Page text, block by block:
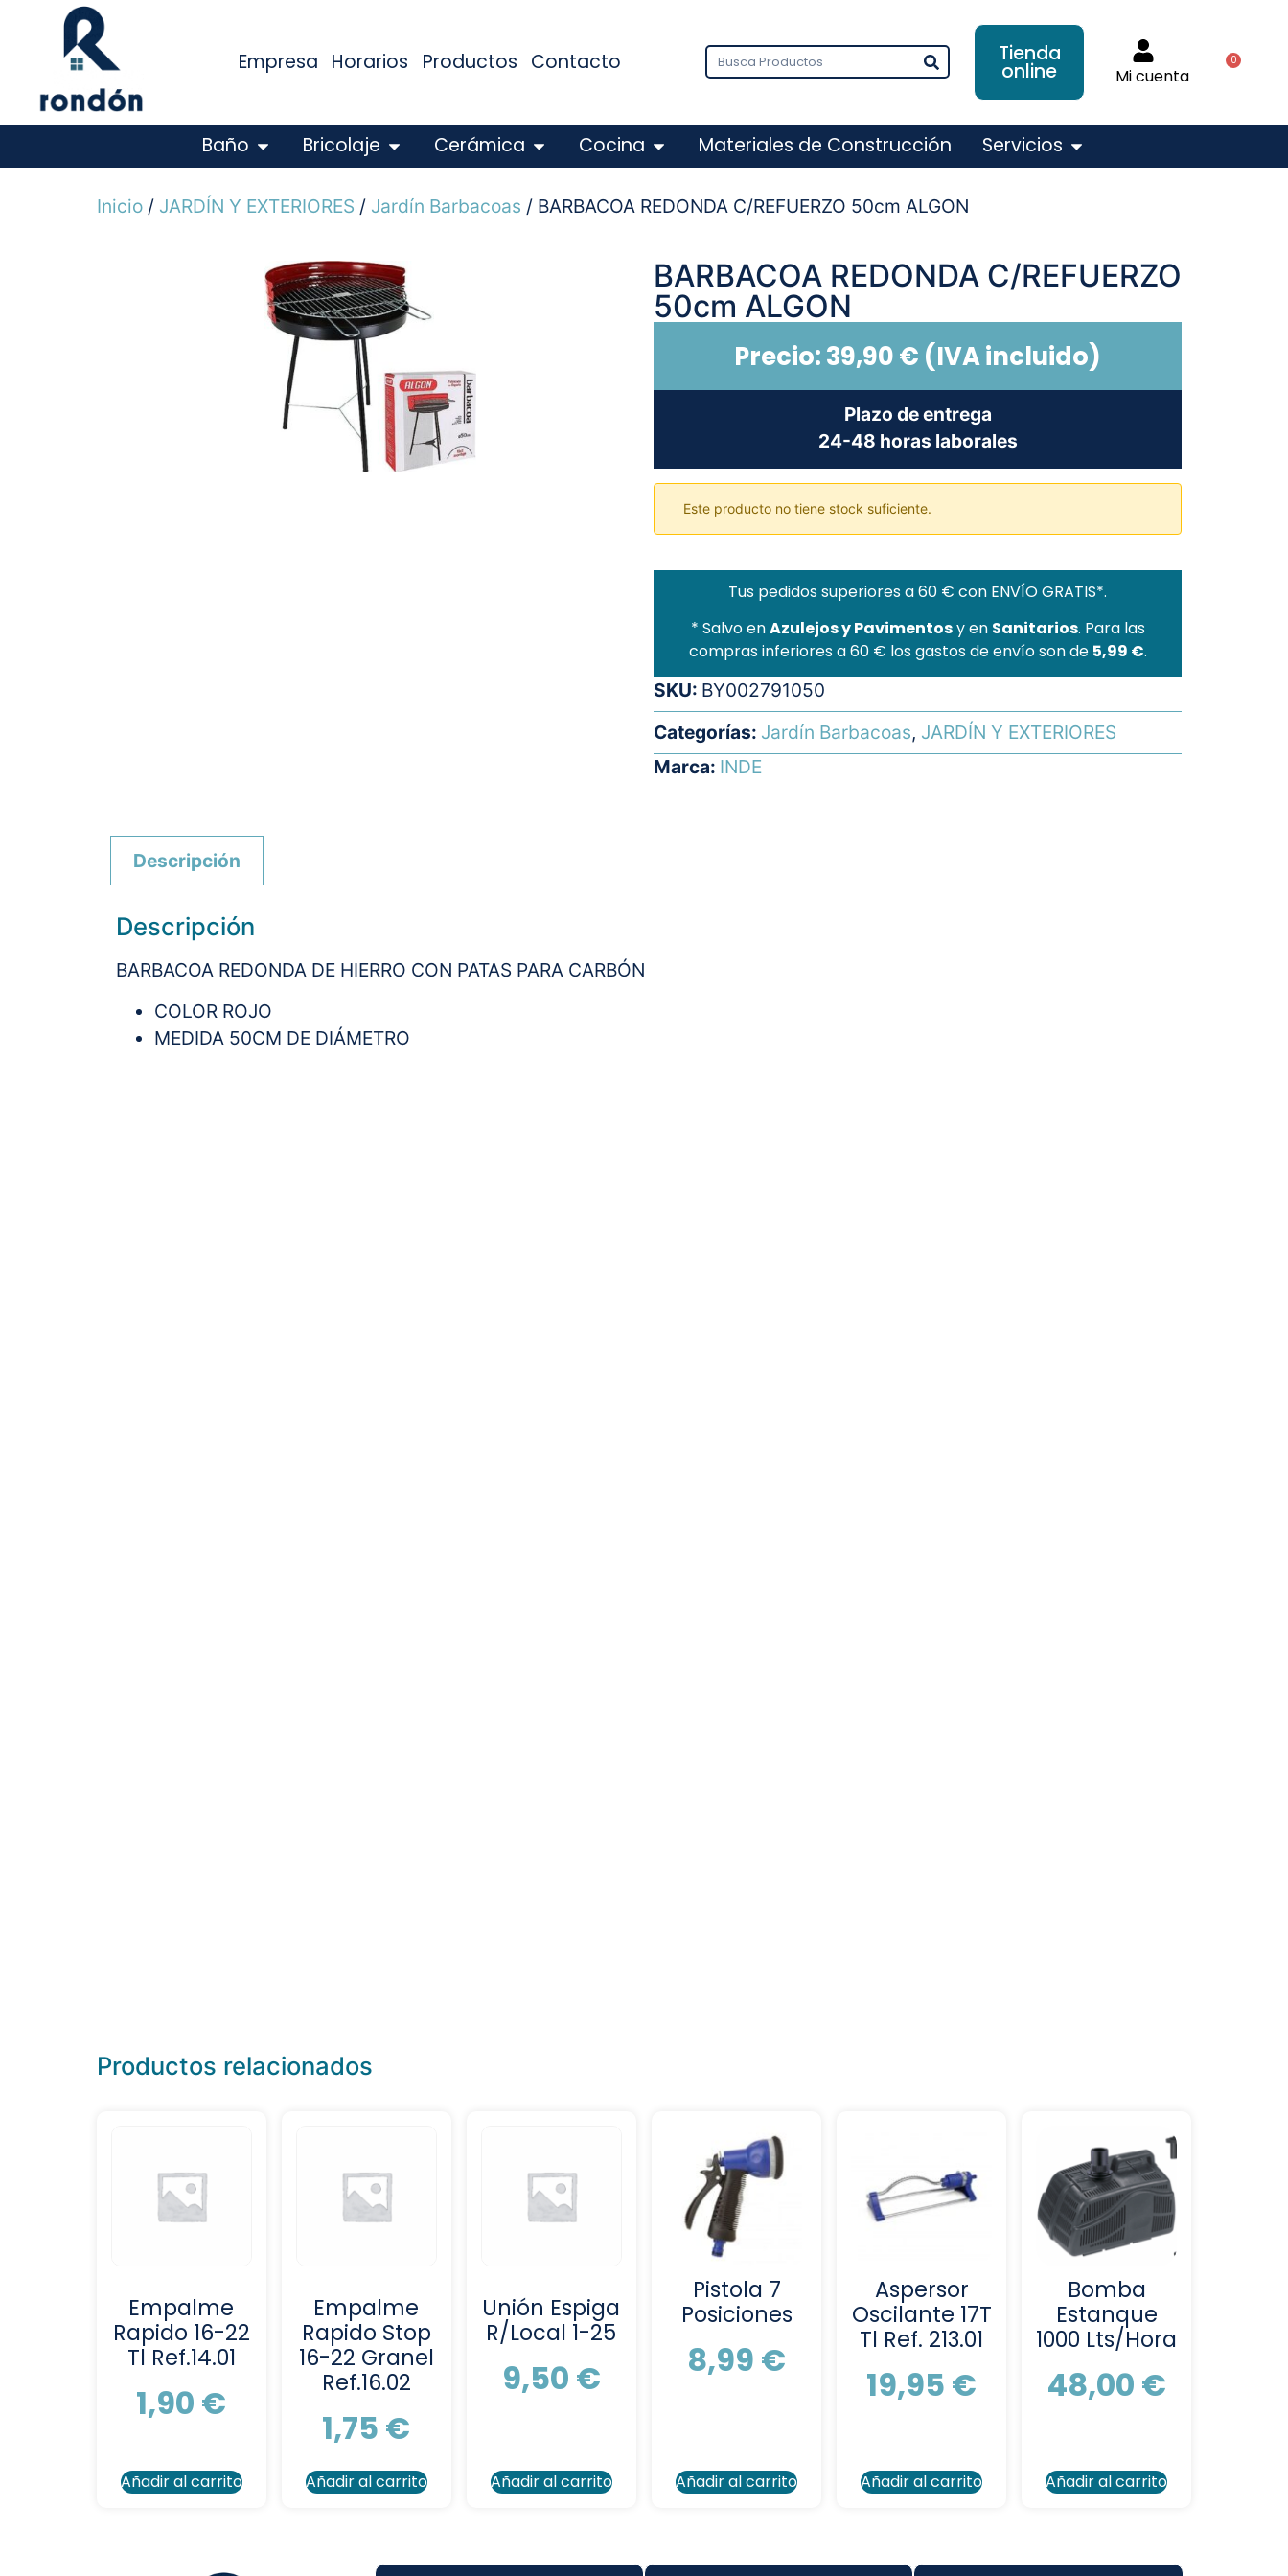
Empresa Horarios Productos Contacto Tienda
online Mi cuenta
0
Baño Bricolaje Cerámica Cocina Materiales de Construcción Servicios
Inicio/ JARDÍN Y EXTERIORES / Jardín Barbacoas / BARBACOA REDONDA C/REFUERZO 50cm ALGON
BARBACOA REDONDA C/REFUERZO
50cm ALGON
Precio:39,90€ (IVA incluido)
Plazo de entrega
24-48 horas laborales
Este producto no tiene stock suficiente.
Tus pedidos superiores a 60 € con ENVÍO GRATIS*.
* Salvo enAzulejos y Pavimentosy en Sanitarios. Para las
compras inferiores a 60 € los gastos de envío son de 5,99 €.
SKU: BY002791050
Categorías: Jardín Barbacoas, JARDÍN Y EXTERIORES
Marca: INDE
Descripción
Descripción
BARBACOA REDONDA DE HIERRO CON PATAS PARA CARBÓN
COLOR ROJO
MEDIDA 50CM DE DIÁMETRO
Productos relacionados
Empalme
Rapido 16-22
Tl Ref.14.01
1,90 €
Añadir al carrito
Empalme
Rapido Stop
16-22 Granel
Ref.16.02
1,75 €
Añadir al carrito
Unión Espiga
R/Local 1-25
9,50 €
Añadir al carrito
Pistola 7
Posiciones
8,99 €
Añadir al carrito
Aspersor
Oscilante 17T
Tl Ref. 213.01
19,95 €
Añadir al carrito
Bomba
Estanque
1000 Lts/Hora
48,00 €
Añadir al carrito